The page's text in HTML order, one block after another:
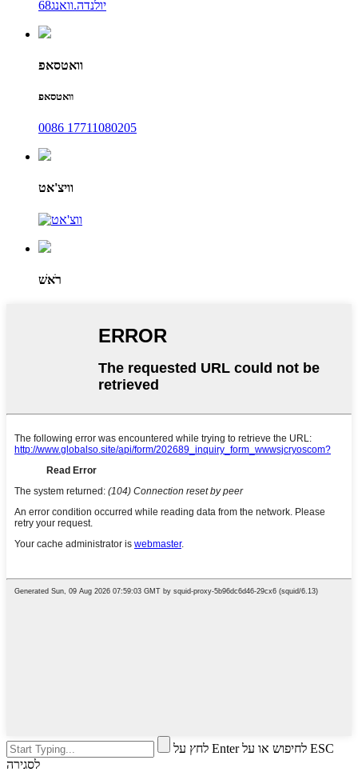
יולנדה.וואנג68
וואטסאפ
וואטסאפ
0086 17711080205
וויצ'אט
רֹאשׁ
לחץ על Enter לחיפוש או על ESC
לסגירה